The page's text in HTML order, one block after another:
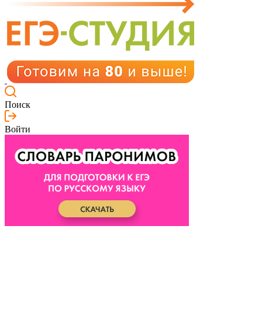
Поиск
Войти